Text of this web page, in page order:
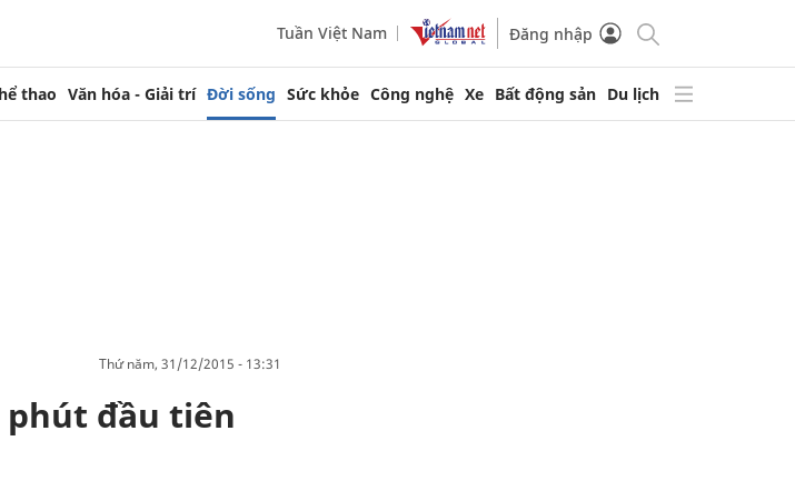
Tuần Việt Nam Đăng nhập
thao Văn hóa - Giải trí Đời sống Sức khỏe Công nghệ Xe Bất động sản Du lịch
thứ năm, 31/12/2015 - 13:31
phút đầu tiên